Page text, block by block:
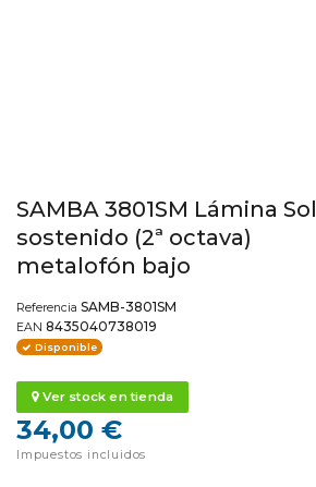
SAMBA 3801SM Lámina Sol
sostenido (2ª octava)
metalofón bajo
Referencia SAMB-3801SM
EAN 8435040738019
Disponible
Ver stock en tienda
34,00 €
Impuestos incluidos